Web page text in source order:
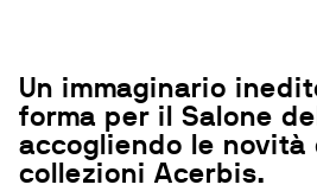
Un immaginario
forma per il Salone
accogliendo le novità
collezioni Acerbis.